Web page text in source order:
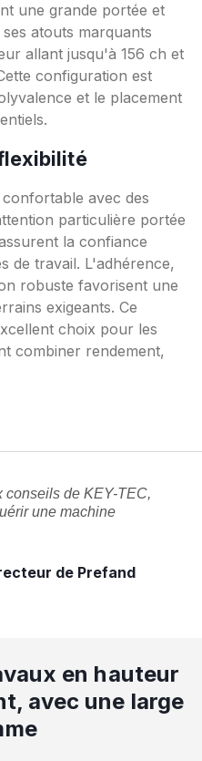
une grande portée et
atouts marquants
allant jusqu'à 156 ch et
configuration est
et le placement
avec des
particulière portée
la confiance
de travail. L'adhérence,
robuste favorisent une
exigeants. Ce
choix pour les
combiner rendement,
conseils de KEY-TEC,
une machine
de Prefand
en hauteur
avec une large